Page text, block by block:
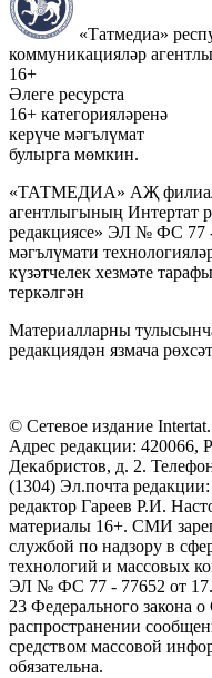
«Татмедиа»
коммуникацияләр
16+
Әлеге ресурста
16+ категорияләренә
керүче мәгълүмат
булырга мөмкин.
«ТАТМЕДИА» АҖ
агентлыгының Интертат
редакциясе» ЭЛ № ФС 77 -
мәгълүмати
күзәтчелек хезмәте
теркәлгән
Материалларны
редакциядән язмача
© Сетевое издание
Адрес редакции: 420066,
Декабристов, д. 2.
(1304) Эл.почта
редактор Гареев Р.И.
материалы 16+. СМИ
службой по надзору в
технологий и массовых
ЭЛ № ФС 77 - 77652 от
23 Федерального закона
распространении
средством массовой
обязательна.